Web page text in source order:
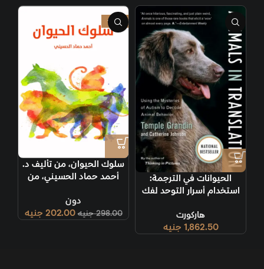
الحيوانات في الترجمة:
استخدام أسرار التوحد لفك
هاركورت
1,862.50 جنيه
-32%
سلوك الحيوان، من تأليف د.
أحمد حماد الحسيني، من
دون
298.00 جنيه 202.00 جنيه